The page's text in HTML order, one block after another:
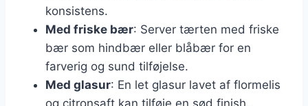
konsistens.
Med friske bær: Server tærten med friske
bær som hindbær eller blåbær for en
farverig og sund tilføjelse.
Med glasur: En let glasur lavet af flormelis
og citronsaft kan tilføje en sød finish.